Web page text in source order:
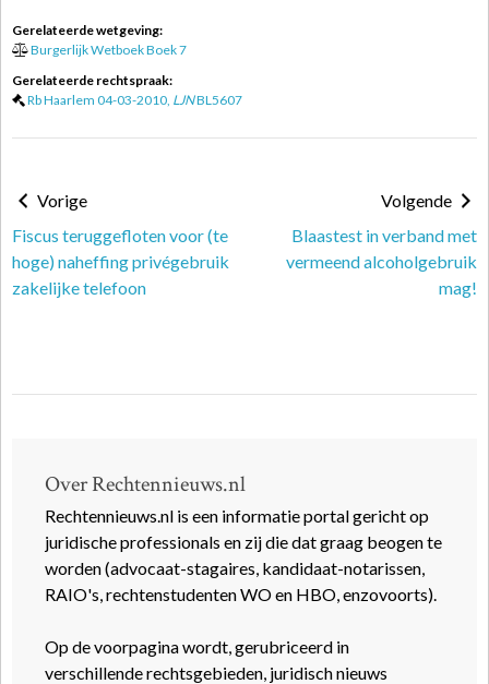
Gerelateerde wetgeving:
Burgerlijk Wetboek Boek 7
Gerelateerde rechtspraak:
Rb Haarlem 04-03-2010, LJNBL5607
Vorige
Fiscus teruggefloten voor (te
hoge) naheffing privégebruik
zakelijke telefoon
Volgende
Blaastest in verband met
vermeend alcoholgebruik
mag!
Over Rechtennieuws.nl
Rechtennieuws.nl is een informatie portal gericht op
juridische professionals en zij die dat graag beogen te
worden (advocaat-stagaires, kandidaat-notarissen,
RAIO's, rechtenstudenten WO en HBO, enzovoorts).
Op de voorpagina wordt, gerubriceerd in
verschillende rechtsgebieden, juridisch nieuws